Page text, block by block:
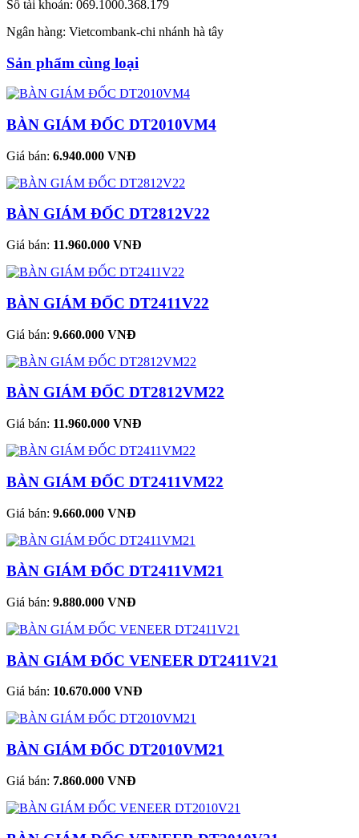
Số tài khoản: 069.1000.368.179
Ngân hàng: Vietcombank-chi nhánh hà tây
Sản phẩm cùng loại
BÀN GIÁM ĐỐC DT2010VM4
Giá bán: 6.940.000 VNĐ
BÀN GIÁM ĐỐC DT2812V22
Giá bán: 11.960.000 VNĐ
BÀN GIÁM ĐỐC DT2411V22
Giá bán: 9.660.000 VNĐ
BÀN GIÁM ĐỐC DT2812VM22
Giá bán: 11.960.000 VNĐ
BÀN GIÁM ĐỐC DT2411VM22
Giá bán: 9.660.000 VNĐ
BÀN GIÁM ĐỐC DT2411VM21
Giá bán: 9.880.000 VNĐ
BÀN GIÁM ĐỐC VENEER DT2411V21
Giá bán: 10.670.000 VNĐ
BÀN GIÁM ĐỐC DT2010VM21
Giá bán: 7.860.000 VNĐ